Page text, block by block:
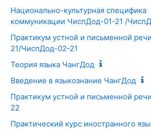
Национально-культурная специфика
коммуникации ЧиспДод-01-21 /
Практикум устной и письменной
21/ЧиспДод-02-21
Теория языка ЧангДод
Введение в языкознание ЧангДод
Практикум устной и письменной
22
Практический курс иностранного